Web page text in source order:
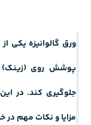
ورق گالوانیزه یکی
پوشش روی (زینک)
جلوگیری کند. در این
مزایا و نکات مهم در